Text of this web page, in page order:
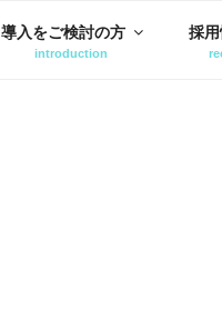
導入をご検討の方 採